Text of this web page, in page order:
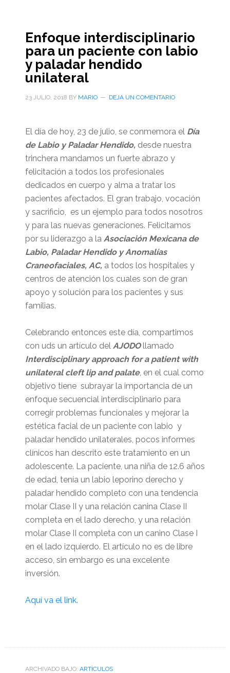
Enfoque interdisciplinario
para un paciente con labio
y paladar hendido
unilateral
23 JULIO, 2018 BY MARIO DEJA UN COMENTARIO
El día de hoy, 23 de julio, se conmemora el Día
de Labio y Paladar Hendido, desde nuestra
trinchera mandamos un fuerte abrazo y
felicitación a todos los profesionales
dedicados en cuerpo y alma a tratar los
pacientes afectados. El gran trabajo, vocación
y sacrificio, es un ejemplo para todos nosotros
y para las nuevas generaciones. Felicitamos
por su liderazgo a la Asociación Mexicana de
Labio, Paladar Hendido y Anomalías
Craneofaciales, AC,a todos los hospitales y
centros de atención los cuales son de gran
apoyo y solución para los pacientes y sus
familias.
Celebrando entonces este día, compartimos
con uds un artículo del AJODOllamado
Interdisciplinary approach for a patient with
unilateral cleft lip and palate, en el cual como
objetivo tiene subrayar la importancia de un
enfoque secuencial interdisciplinario para
corregir problemas funcionales y mejorar la
estética facial de un paciente con labio y
paladar hendido unilaterales, pocos informes
clínicos han descrito este tratamiento en un
adolescente. La paciente, una niña de 12.6 años
de edad, tenía un labio leporino derecho y
paladar hendido completo con una tendencia
molar Clase II y una relación canina Clase II
completa en el lado derecho, y una relación
molar Clase II completa con un canino Clase I
en el lado izquierdo. El artículo no es de libre
acceso, sin embargo es una excelente
inversión.
Aquí va el link.
ARCHIVADO BAJO: ARTÌCULOS